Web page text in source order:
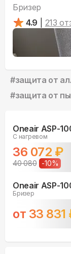
Бризер
4.9
213
#защита от
#защита от
Oneair ASP-
С нагревом
36 072 ₽
40 080 -10%
Oneair ASP-
Бризер
от 33 831